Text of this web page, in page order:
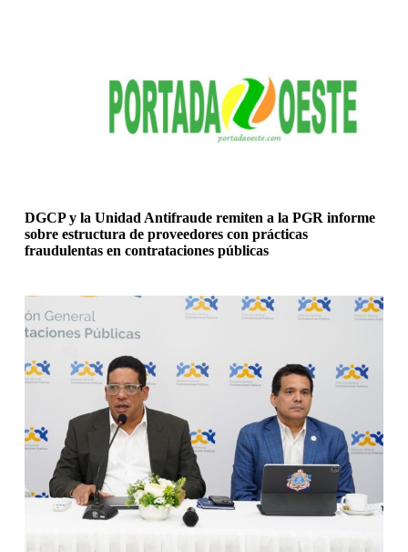
n
DGCP y la Unidad Antifraude remiten a la PGR informe
sobre estructura de proveedores con prácticas
fraudulentas en contrataciones públicas